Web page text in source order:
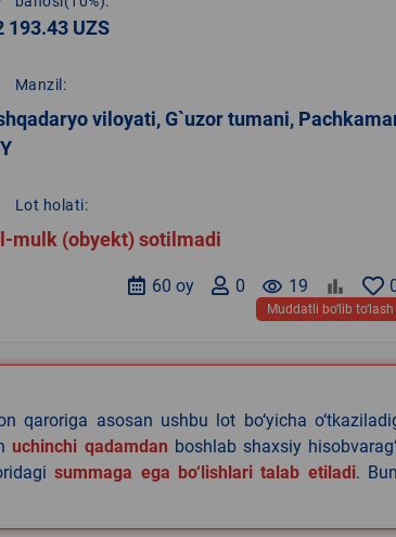
193.43 UZS
Manzil:
viloyati, G`uzor tumani,
Lot holati:
mulk (obyekt) sotilmadi
remove_red_eye 19
0
60 oy
Muddatli bo‘lib to‘lash
qaroriga asosan ushbu lot bo‘yicha
uchinchi qadamdan boshlab shaxsiy
summaga ega bo‘lishlari talab etiladi.